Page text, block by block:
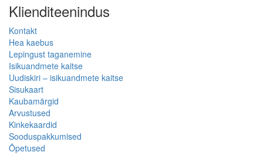
Klienditeenindus
Kontakt
Hea kaebus
Lepingust taganemine
Isikuandmete kaitse
Uudiskiri – isikuandmete kaitse
Sisukaart
Kaubamärgid
Arvustused
Kinkekaardid
Sooduspakkumised
Õpetused